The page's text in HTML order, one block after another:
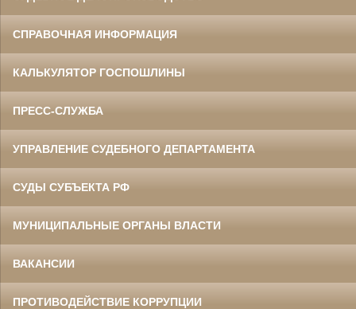
СПРАВОЧНАЯ ИНФОРМАЦИЯ
КАЛЬКУЛЯТОР ГОСПОШЛИНЫ
ПРЕСС-СЛУЖБА
УПРАВЛЕНИЕ СУДЕБНОГО ДЕПАРТАМЕНТА
СУДЫ СУБЪЕКТА РФ
МУНИЦИПАЛЬНЫЕ ОРГАНЫ ВЛАСТИ
ВАКАНСИИ
ПРОТИВОДЕЙСТВИЕ КОРРУПЦИИ